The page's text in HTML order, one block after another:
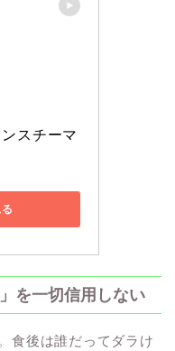
スチーマ
を一切信用しない
食後は誰だってダラけ